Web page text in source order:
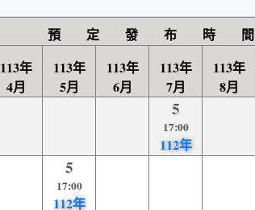
預 定 發 布 時 間
113年
4月
113年
5月
113年
6月
113年
7月
113年
8月
5
17:00
112年
5
17:00
112年